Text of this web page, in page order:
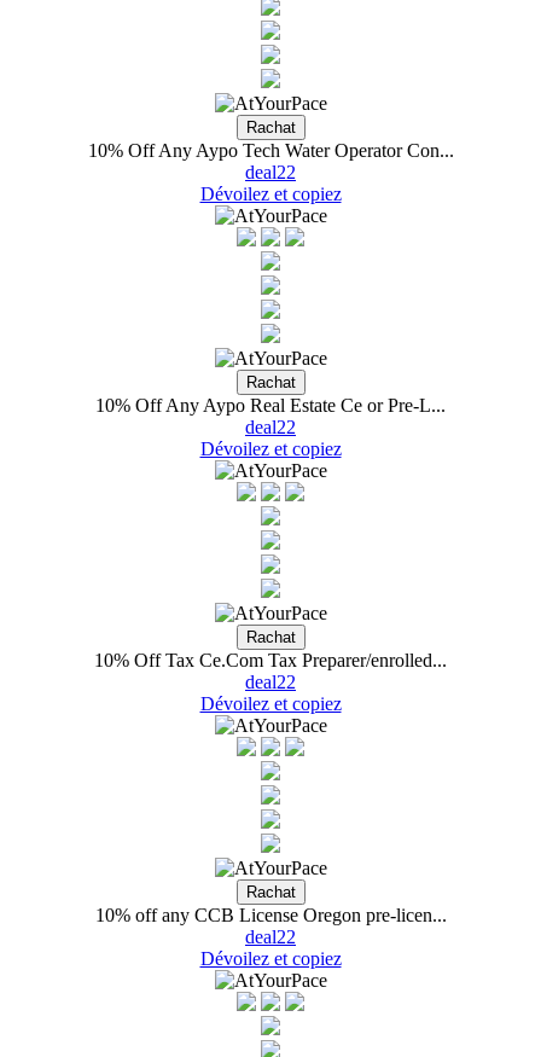
10% Off Any Aypo Tech Water Operator Con...
deal22
Dévoilez et copiez
10% Off Any Aypo Real Estate Ce or Pre-L...
deal22
Dévoilez et copiez
10% Off Tax Ce.Com Tax Preparer/enrolled...
deal22
Dévoilez et copiez
10% off any CCB License Oregon pre-licen...
deal22
Dévoilez et copiez